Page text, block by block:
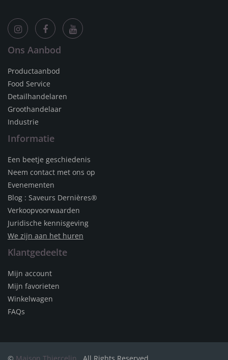
Ons Aanbod
Productaanbod
Food Service
Detailhandelaren
Groothandelaar
Industrie
Informatie
Een beetje geschiedenis
Neem contact met ons op
Evenementen
Blog : Saveurs Dernières®
Verkoopvoorwaarden
Juridische kennisgeving
We zijn aan het huren
Klantgedeelte
Mijn account
Mijn favorieten
Winkelwagen
FAQs